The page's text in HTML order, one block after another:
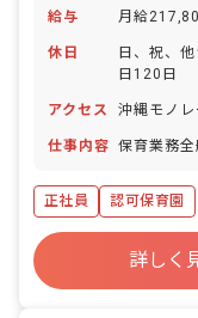
給与 月給
休日
日、祝、
日120日
アクセス 沖縄モノレ
仕事内容 保育業務全
正社員 認可保育園
詳しく